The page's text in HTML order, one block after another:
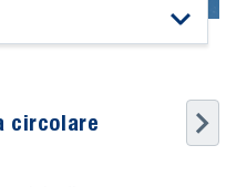
circolare